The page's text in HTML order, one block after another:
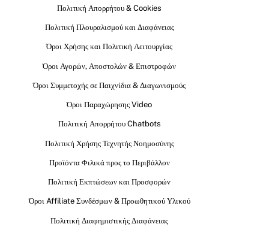
Πολιτική Απορρήτου & Cookies
Πολιτική Πλουραλισμού και Διαφάνειας
Όροι Χρήσης και Πολιτική Λειτουργίας
Όροι Αγορών, Αποστολών & Επιστροφών
Όροι Συμμετοχής σε Παιχνίδια & Διαγωνισμούς
Όροι Παραχώρησης Video
Πολιτική Απορρήτου Chatbots
Πολιτική Χρήσης Τεχνητής Νοημοσύνης
Προϊόντα Φιλικά προς το Περιβάλλον
Πολιτική Εκπτώσεων και Προσφορών
Όροι Affiliate Συνδέσμων & Προωθητικού Υλικού
Πολιτική Διαφημιστικής Διαφάνειας